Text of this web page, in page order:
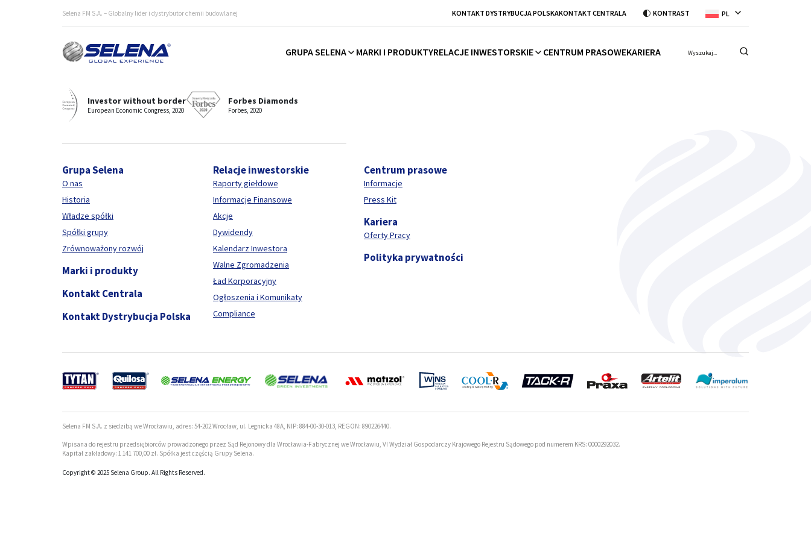
Selena FM S.A. – Globalny lider i dystrybutor chemii budowlanej KONTAKT DYSTRYBUCJA POLSKAKONTAKT CENTRALA KONTRAST PL
GRUPA SELENA MARKI I PRODUKTYRELACJE INWESTORSKIE CENTRUM PRASOWEKARIERA
Investor without border
European Economic Congress, 2020
Forbes Diamonds
Forbes, 2020
Grupa Selena
O nas
Historia
Władze spółki
Spółki grupy
Zrównoważony rozwój
Marki i produkty
Kontakt Centrala
Kontakt Dystrybucja Polska
Relacje inwestorskie
Raporty giełdowe
Informacje Finansowe
Akcje
Dywidendy
Kalendarz Inwestora
Walne Zgromadzenia
Ład Korporacyjny
Ogłoszenia i Komunikaty
Compliance
Centrum prasowe
Informacje
Press Kit
Kariera
Oferty Pracy
Polityka prywatności
Selena FM S.A. z siedzibą we Wrocławiu, adres: 54-202 Wrocław, ul. Legnicka 48A, NIP: 884-00-30-013, REGON: 890226440.
Wpisana do rejestru przedsiębiorców prowadzonego przez Sąd Rejonowy dla Wrocławia-Fabrycznej we Wrocławiu, VI Wydział Gospodarczy Krajowego Rejestru Sądowego pod numerem KRS: 0000292032.
Kapitał zakładowy: 1 141 700,00 zł. Spółka jest częścią Grupy Selena.
Copyright © 2025 Selena Group. All Rights Reserved.